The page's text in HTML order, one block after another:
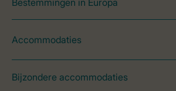
Bestemmingen in Europa
Accommodaties
Bijzondere accommodaties